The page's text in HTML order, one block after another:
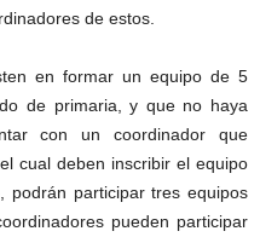
de estos.
en formar un equipo de 5
de primaria, y que no haya
con un coordinador que
cual deben inscribir el equipo
podrán participar tres equipos
pueden participar